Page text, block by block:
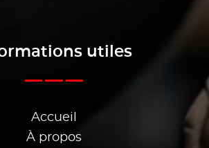
utiles
Accueil
À propos